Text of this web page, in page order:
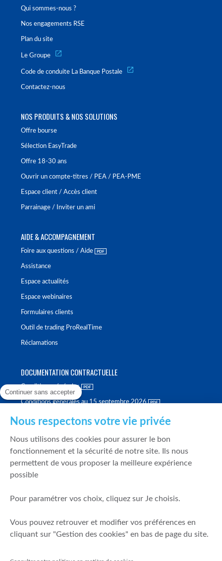
Qui sommes-nous ?
Nos engagements RSE
Plan du site
Le Groupe
Code de conduite La Banque Postale
Contactez-nous
NOS PRODUITS & NOS SOLUTIONS
Offre bourse
Sélection EasyTrade
Offre 18-30 ans
Ouvrir un compte-titres / PEA / PEA-PME
Espace client / Accès client
Parrainage / Inviter un ami
AIDE & ACCOMPAGNEMENT
Foire aux questions / Aide
Assistance
Espace actualités
Espace webinaires
Formulaires clients
Outil de trading ProRealTime
Réclamations
DOCUMENTATION CONTRACTUELLE
Conditions générales
Conditions générales au 15 septembre 2026
Politique de meilleure sélection
Politique de durabilité
Fonds de garantie des dépôts et de résolution
Mentions légales
Prévention de la fraude
Continuer sans accepter
Nous respectons votre vie privée
Nous utilisons des cookies pour assurer le bon
fonctionnement et la sécurité de notre site. Ils nous
permettent de vous proposer la meilleure expérience
possible
Pour paramétrer vos choix, cliquez sur Je choisis.
Vous pouvez retrouver et modifier vos préférences en
cliquant sur "Gestion des cookies" en bas de page du site.